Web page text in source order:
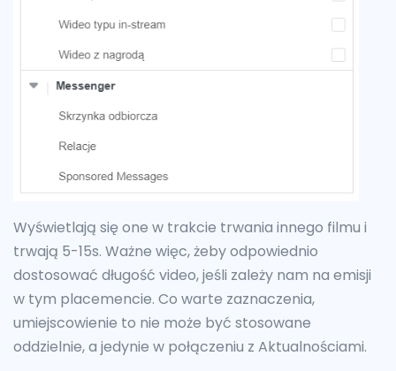
Wyświetlają się one w trakcie trwania innego filmu i
trwają 5-15s. Ważne więc, żeby odpowiednio
dostosować długość video, jeśli zależy nam na emisji
w tym placemencie. Co warte zaznaczenia,
umiejscowienie to nie może być stosowane
oddzielnie, a jedynie w połączeniu z Aktualnościami.